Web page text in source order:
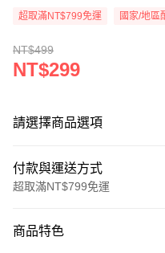
超取滿NT$799免運 國家/地區
NT$499
NT$299
請選擇商品選項
付款與運送方式
超取滿NT$799免運
信用卡一次付款
商品特色